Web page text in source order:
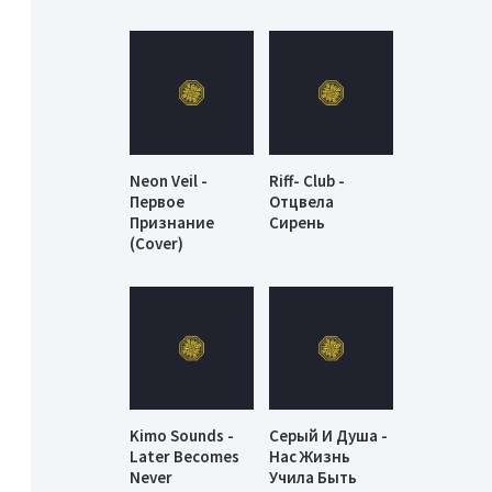
Neon Veil -
Первое
Признание
(Cover)
Riff- Club -
Отцвела
Сирень
Kimo Sounds -
Later Becomes
Never
Серый И Душа -
Нас Жизнь
Учила Быть